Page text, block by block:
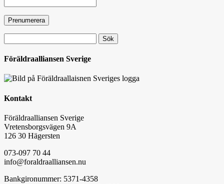
efter:
Föräldraalliansen Sverige
Kontakt
Föräldraalliansen Sverige
Vretensborgsvägen 9A
126 30 Hägersten
073-097 70 44
info@foraldraalliansen.nu
Bankgironummer: 5371-4358